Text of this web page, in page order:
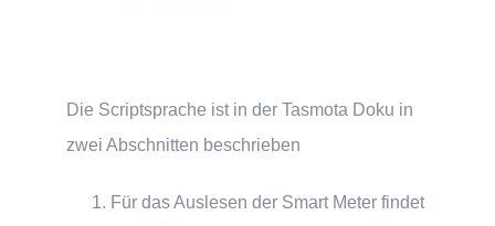
Die Scriptsprache ist in der Tasmota Doku in
zwei Abschnitten beschrieben
Für das Auslesen der Smart Meter findet